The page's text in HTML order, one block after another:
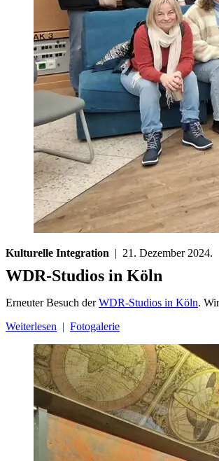
Kulturelle Integration | 21. Dezember 2024.
WDR-Studios in Köln
Erneuter Besuch derWDR-Studios in Köln.
Weiterlesen | Fotogalerie